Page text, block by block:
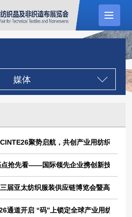
媒体
聚势启航，共创产业用纺织品新
抢先看——国际领先企业携创新技术亮相
届亚太纺织服装供应链博览会暨高峰论
通道开启 “码”上锁定全球产业用纺织品